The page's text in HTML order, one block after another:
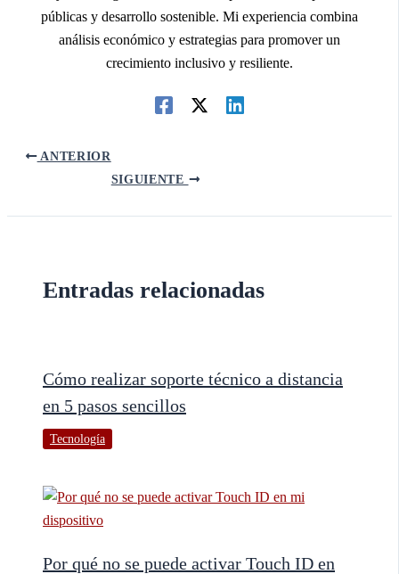
públicas y desarrollo sostenible. Mi experiencia combina
análisis económico y estrategias para promover un
crecimiento inclusivo y resiliente.
ANTERIOR
SIGUIENTE
Entradas relacionadas
Cómo realizar soporte técnico a distancia
en 5 pasos sencillos
Tecnología
Por qué no se puede activar Touch ID en